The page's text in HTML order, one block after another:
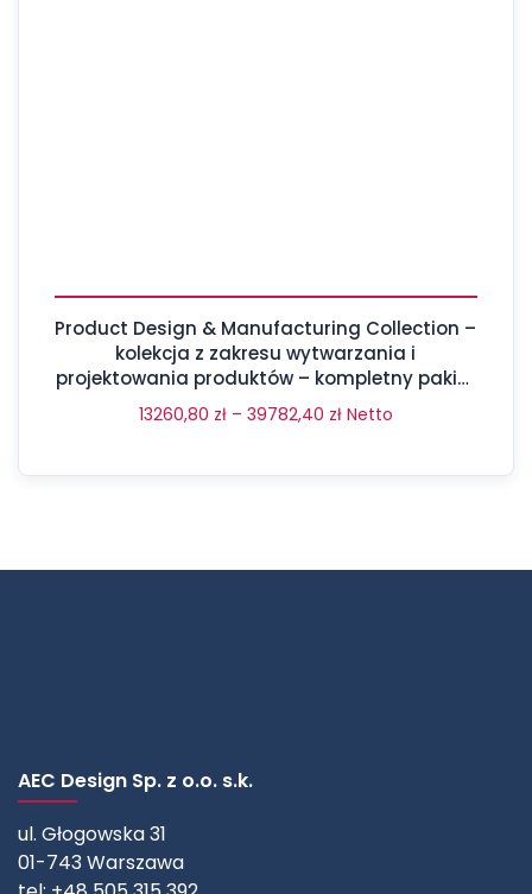
Product Design & Manufacturing Collection –
kolekcja z zakresu wytwarzania i
projektowania produktów – kompletny pakiet
aż 17 programów
13260,80 zł – 39782,40 zł Netto
AEC Design Sp. z o.o. s.k.
ul. Głogowska 31
01-743 Warszawa